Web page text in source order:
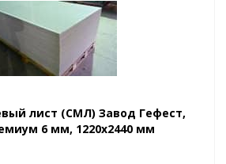
лист (СМЛ) Завод Гефест,
6 мм, 1220х2440 мм